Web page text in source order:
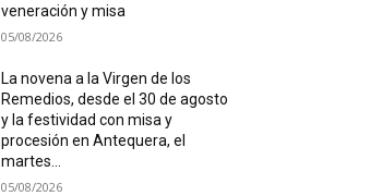
veneración y misa
05/08/2026
La novena a la Virgen de los
Remedios, desde el 30 de agosto
y la festividad con misa y
procesión en Antequera, el
martes...
05/08/2026